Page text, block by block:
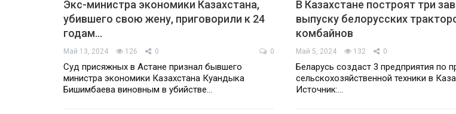
Экс-министра экономики Казахстана,
убившего свою жену, приговорили к 24
годам…
Май 13, 2024 126 0 0
Суд присяжных в Астане признал бывшего
министра экономики Казахстана Куандыка
Бишимбаева виновным в убийстве…
В Казахстане построят три
выпуску белорусских
комбайнов
Май 5, 2024 132 0
Беларусь создаст 3 предприятия по
сельскохозяйственной техники в
Источник:…